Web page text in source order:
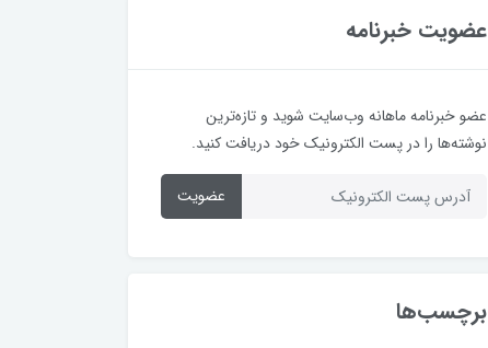
عضویت خبرنامه
عضو خبرنامه ماهانه وب‌سایت شوید و تازه‌ترین
نوشته‌ها را در پست الکترونیک خود دریافت کنید.
عضویت
برچسب‌ها